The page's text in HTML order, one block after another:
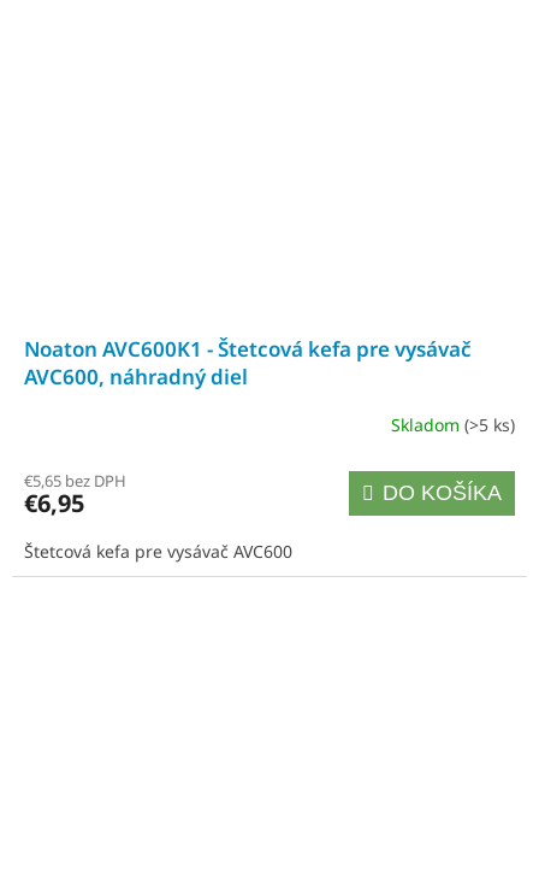
Noaton AVC600K1 - Štetcová kefa pre vysávač
AVC600, náhradný diel
Skladom (>5 ks)
€5,65 bez DPH
€6,95 DO KOŠÍKA
Štetcová kefa pre vysávač AVC600